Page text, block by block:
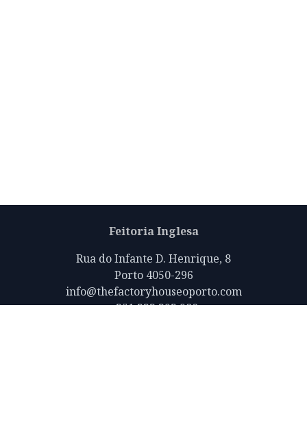
Feitoria Inglesa
Rua do Infante D. Henrique, 8
Porto 4050-296
info@thefactoryhouseoporto.com
+351 223 392 980